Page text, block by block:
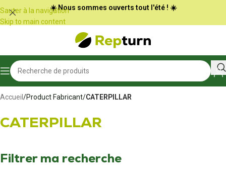
Panneau de gestion des cookies
Sauter à la navigation
Skip to main content
☀️ Nous sommes ouverts tout l'été ! ☀️
Accueil /Product Fabricant/CATERPILLAR
CATERPILLAR
Filtrer ma recherche